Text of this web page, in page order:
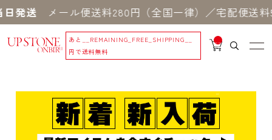
発送メール便送料280円（全国一律）／宅配便送
あと
__REMAINING_FREE_SHIPPING__
円で送料無料
__
IT
_